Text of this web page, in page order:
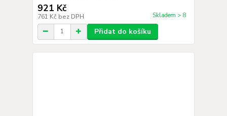
921 Kč
761 Kč bez DPH Skladem > 8
Přidat do košíku